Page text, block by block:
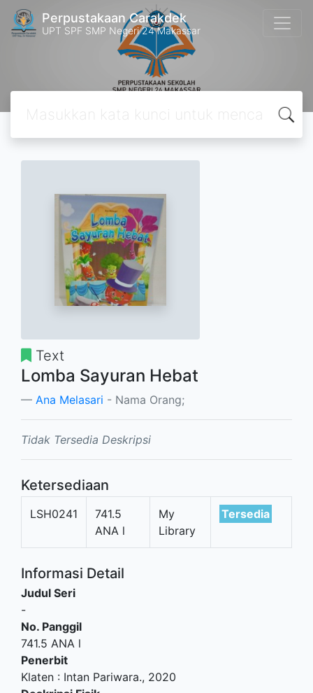
Perpustakaan Carakdek
UPT SPF SMP Negeri 24 Makassar
Text
Lomba Sayuran Hebat
Ana Melasari - Nama Orang;
Tidak Tersedia Deskripsi
Ketersediaan
LSH0241
741.5
ANA l
My
Library
Tersedia
Informasi Detail
Judul Seri
-
No. Panggil
741.5 ANA l
Penerbit
Klaten : Intan Pariwara., 2020